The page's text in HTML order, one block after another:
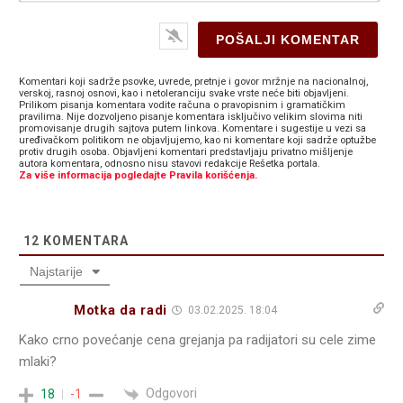
Komentari koji sadrže psovke, uvrede, pretnje i govor mržnje na nacionalnoj,
verskoj, rasnoj osnovi, kao i netoleranciju svake vrste neće biti objavljeni.
Prilikom pisanja komentara vodite računa o pravopisnim i gramatičkim
pravilima. Nije dozvoljeno pisanje komentara isključivo velikim slovima niti
promovisanje drugih sajtova putem linkova. Komentare i sugestije u vezi sa
uređivačkom politikom ne objavljujemo, kao ni komentare koji sadrže optužbe
protiv drugih osoba. Objavljeni komentari predstavljaju privatno mišljenje
autora komentara, odnosno nisu stavovi redakcije Rešetka portala.
Za više informacija pogledajte Pravila korišćenja.
12 KOMENTARA
Najstarije
Motka da radi 03.02.2025. 18:04
Kako crno povećanje cena grejanja pa radijatori su cele zime
mlaki?
18 -1 Odgovori